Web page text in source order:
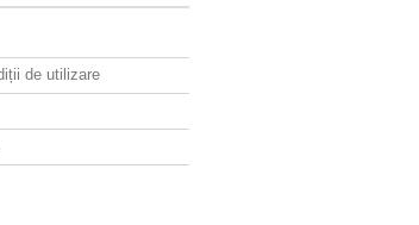
de utilizare